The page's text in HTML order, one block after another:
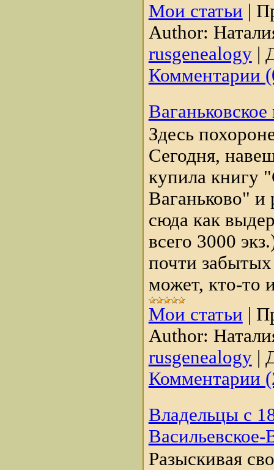
Мои статьи
Author:
rusgenealogy|
Комментарии
Здесь
Сегодня,
купила книгу
Ваганьково" и
сюда как
всего 3000
почти
может, кто-то
Мои статьи
Author:
rusgenealogy|
Комментарии
Владельцы с
Разыскивая